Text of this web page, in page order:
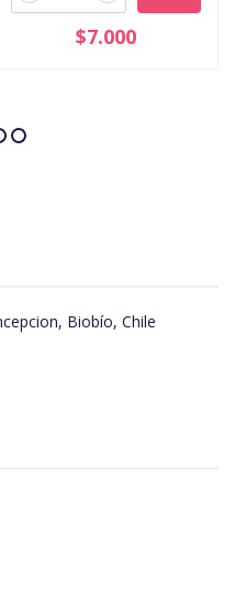
$7.000
Biobío, Chile